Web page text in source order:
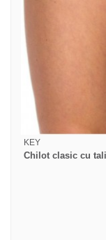
KEY
Chilot clasic cu